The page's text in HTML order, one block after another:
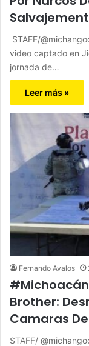
STAFF/
video captado en
jornada de…
Leer más »
Fernando Avalos
Brother:
Camaras
STAFF/